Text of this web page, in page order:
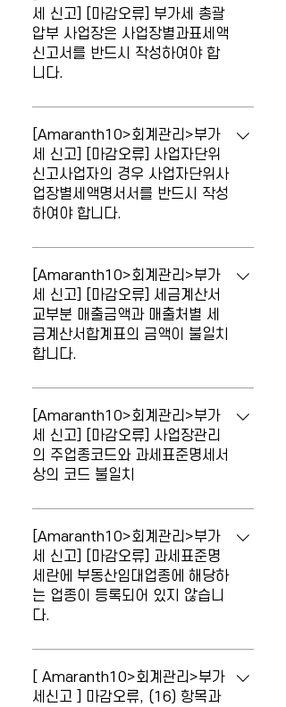
정)청구서"가 첨부되었는지 확인 후 마감하
시기 바랍니다.
가액명세서]의 과세표준 합계와 같거나 큰
값이 작성되어야 합니다. ※ 홈택스의 부가
가치세 파일 설명서 참고하여 작성되었으
며, 자세한 작성요령은 국세청 또는 관할
> 조직관리 > 사업장관리 > · 기본 정보 위
메뉴에서 대표자명, 주소, 전화번호 등 누
락된 데이터를 입력 후 저장합니다. [부가
세신고서]에서 '새로불러오기' 후 마감하시
세 신고] [마감오류] 부가세 총괄
압부 사업장은 사업장별과표세액
신고서를 반드시 작성하여야 합
니다.
마감 시 오류가 발생합니다. 부가세 총괄납
부 사업장은 사업장별과표세액신고서를 반
드시 작성하여야 합니다. 부가세신고유형
이 총괄납부인 사업장의 주사업장은 사업
장별세액신고명세서를 작성한 후 [부가세
신고서] 마감시 '서식불러오기'를 클릭하여
사업장별신고명세서(총괄/단위)
[Amaranth10>회계관리>부가
세 신고] [마감오류] 사업자단위
신고사업자의 경우 사업자단위사
업장별세액명서서를 반드시 작성
하여야 합니다.
마감 시 오류가 발생합니다. 사업자단위신
고사업자의 경우 사업자단위사업장별세액
명세서를 반드시 작성하여야 합니다. 부가
세신고유형이 사업자단위과세인 사업장의
주사업장은 사업자단위과세 사업장별신고
명세서를 작성한 후 [부가세신고서] 마감시
부가가치세관리 > 주요서식 > 사업장별신
고명세서(총괄/단위)
[Amaranth10>회계관리>부가
세 신고] [마감오류] 세금계산서
교부분 매출금액과 매출처별 세
금계산서합계표의 금액이 불일치
합니다.
마감 시 오류가 발생합니다. 세금계산서 교
부분 매출금액과 매출처별 세금계산서합계
표의 금액이 불일치 합니다. [부가세신고
서]의 '과세-세금계산서 발급분'의 세액과
[세금계산서합계표]의 매출 부가세 합계 금
했거나, 새로 입력했다면 [부가세신고서]와
[세금계산서합계표]를 각각 '새로불러오
기'를 이용하여 재집계 후 마감하시기 바랍
니다.
[Amaranth10>회계관리>부가
세 신고] [마감오류] 사업장관리
의 주업종코드와 과세표준명세서
상의 코드 불일치
마감 시 오류가 발생합니다. 사업장관리의
주업종코드와 과세표준명세상의 코드 불일
치 [사업장관리] 메뉴의 주업종코드와 [부
가세신고서]의 과세표준명세 업종코드가
다른 경우 발생하는 마감 오류로 업종코드
를 일치시킨 후 마감하시기 바랍니다.
[Amaranth10>회계관리>부가
세 신고] [마감오류] 과세표준명
세란에 부동산임대업종에 해당하
는 업종이 등록되어 있지 않습니
다.
마감 시 오류가 발생합니다. [부동산임대공
급가액명세서] 서식이 작성되어 있는데, 과
세표준명세란에 부동산임대업종
[ Amaranth10>회계관리>부가
세신고 ] 마감오류, (16) 항목과